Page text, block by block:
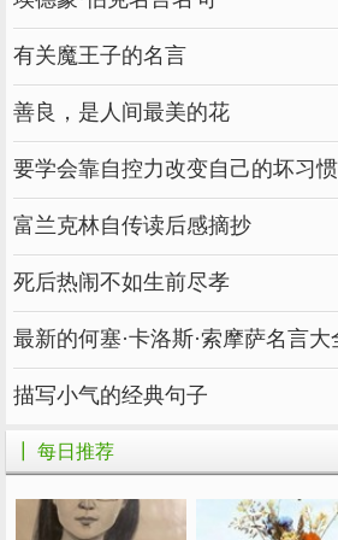
有关魔王子的名言
善良，是人间最美的花
要学会靠自控力改变自己的坏习惯
富兰克林自传读后感摘抄
死后热闹不如生前尽孝
最新的何塞·卡洛斯·索摩萨名言大
描写小气的经典句子
┃ 每日推荐